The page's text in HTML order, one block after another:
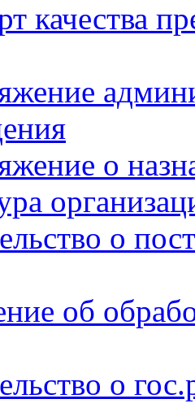
качества
о
о
об
о